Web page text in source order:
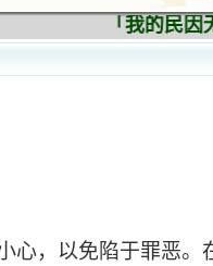
「我的民因
心，以免陷于罪恶。